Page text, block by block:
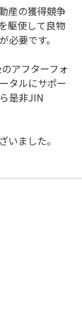
産の獲得競争
駆使して良物
要です。
アフターフォ
タルにサポー
是非JIN
いました。